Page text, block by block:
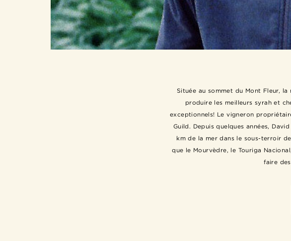
Située au sommet du Mont Fleur,
produire les meilleurs syrah et
exceptionnels! Le vigneron
Guild. Depuis quelques années,
km de la mer dans le sous-terroir
que le Mourvèdre, le Touriga
faire